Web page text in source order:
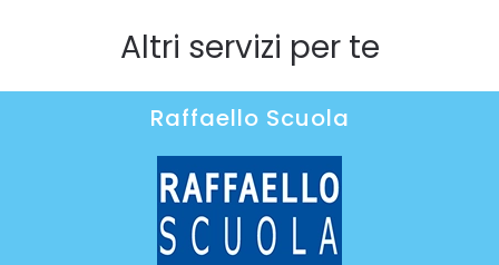
Altri servizi per te
Raffaello Scuola